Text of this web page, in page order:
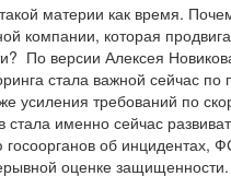
материи как время.
компании, которая
По версии Алексея
стала важной сейчас по
усиления требований по
именно сейчас
об инцидентах,
оценке защищенности.